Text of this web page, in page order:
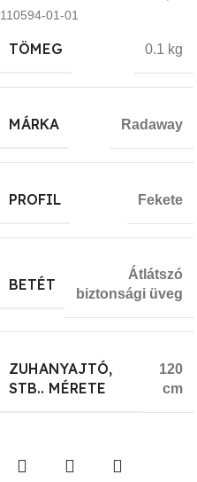
110594-01-01
TÖMEG 0.1 kg
MÁRKA Radaway
PROFIL Fekete
BETÉT
Átlátszó
biztonsági üveg
ZUHANYAJTÓ,
STB.. MÉRETE
120
cm